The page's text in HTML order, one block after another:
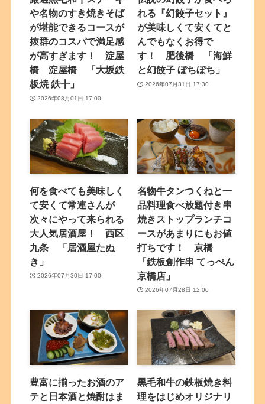
や名物のすき焼きそば
が堪能できるコースが
抜群のコスパで満足感
が高すぎます！ 淀屋
橋 淀屋橋 「大坂鉄
板焼 鉄十」
2026年08月01日 17:00
れる『幻餃子セット』
が美味しくて安くてと
んでもなくお得で
す！ 肥後橋 「海鮮
と幻餃子 ぼちぼち」
2026年07月31日 17:30
何を食べても美味しく
て安くて常連さんが
次々にやって来られる
大人気居酒屋！ 西区
九条 「居酒屋たぬ
き」
2026年07月30日 17:00
名物牛タンつくねと一
品料理食べ放題付き串
焼きストップランチコ
ースがあまりにもお値
打ちです！ 京橋
「鉄板創作串 てっぺん
京橋店」
2026年07月28日 12:00
豊富に揃ったお酒のア
テと日本酒と焼酎はま
黒毛和牛の鉄板焼き料
理をはじめオリジナリ